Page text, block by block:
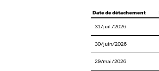
Date de détachement
31/juil./2026
30/juin/2026
29/mai/2026